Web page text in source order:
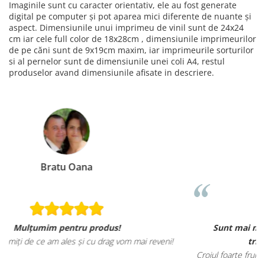
Imaginile sunt cu caracter orientativ, ele au fost generate
digital pe computer și pot aparea mici diferente de nuante și
aspect. Dimensiunile unui imprimeu de vinil sunt de 24x24
cm iar cele full color de 18x28cm , dimensiunile imprimeurilor
de pe căni sunt de 9x19cm maxim, iar imprimeurile sorturilor
si al pernelor sunt de dimensiunile unei coli A4, restul
produselor avand dimensiunile afisate in descriere.
Sunt mai mult decat incantata de ele, materialele
tricourilor sunt foarte calitative,
Croiul foarte frumos, am ramas placut impresionata, abia